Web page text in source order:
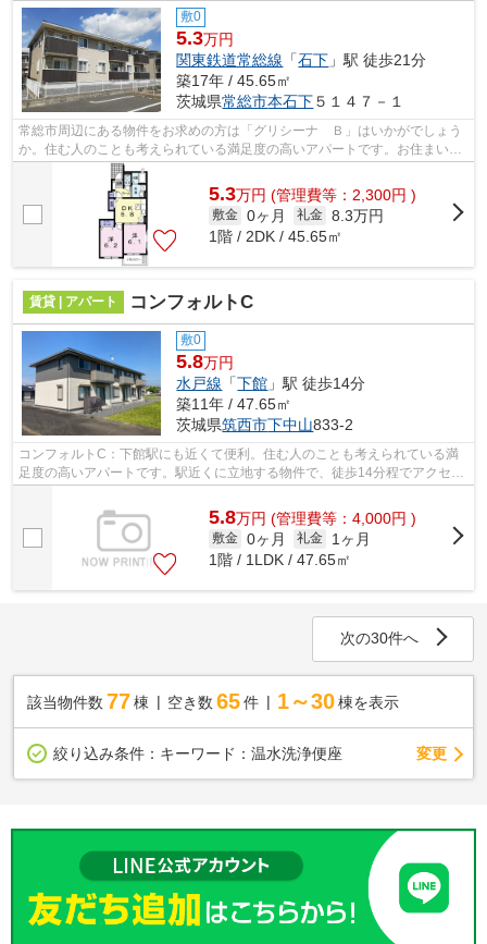
敷0
5.3万円
関東鉄道常総線 「石下 」駅 徒歩21分
築17年 / 45.65㎡
茨城県常総市本石下５１４７－１
常総市周辺にある物件をお求めの方は「グリシーナ Ｂ」はいかがでしょう
か。住む人のことも考えられている満足度の高いアパートです。お住まいに
こだわりたい条件がございましたら、...
5.3万円 (管理費等：2,300円 )
敷金 0ヶ月 礼金 8.3万円
1階 / 2DK / 45.65㎡
賃貸 | アパート コンフォルトC
敷0
5.8万円
水戸線 「下館 」駅 徒歩14分
築11年 / 47.65㎡
茨城県筑西市下中山833-2
コンフォルトC：下館駅にも近くて便利。住む人のことも考えられている満
足度の高いアパートです。駅近くに立地する物件で、徒歩14分程でアクセス
5.8万円 (管理費等：4,000円 )
敷金 0ヶ月 礼金
1ヶ月
1階 / 1LDK / 47.65㎡
次の30件へ
該当物件数 77棟 空き数 65 件 1～30 棟を表示
絞り込み条件： キーワード：温水洗浄便座 変更